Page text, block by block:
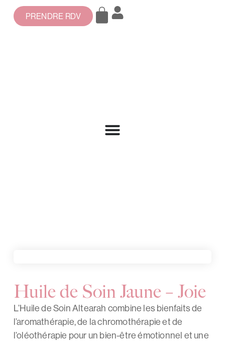
PRENDRE RDV
Huile de Soin Jaune – Joie
L’Huile de Soin Altearah combine les bienfaits de
l’aromathérapie, de la chromothérapie et de
l’oléothérapie pour un bien-être émotionnel et une